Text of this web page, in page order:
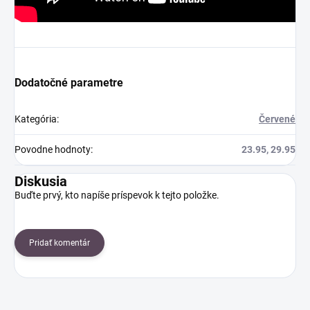
Dodatočné parametre
Kategória: Červené
Povodne hodnoty: 23.95, 29.95
Diskusia
Buďte prvý, kto napíše príspevok k tejto položke.
Pridať komentár